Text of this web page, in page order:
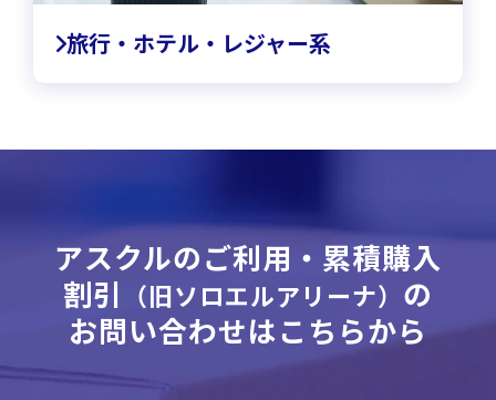
旅行・ホテル・レジャー系
アスクルのご利用・累積購入
割引 （旧ソロエルアリーナ） の
お問い合わせはこちらから